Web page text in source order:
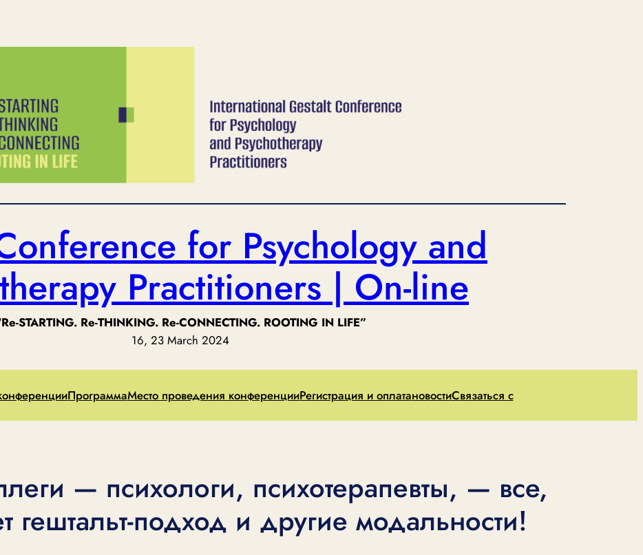
for Psychology and
Practitioners | On-line
STARTING. Re-THINKING. Re-CONNECTING. ROOTING IN LIFE”
16, 23 March 2024
ПрограммаМесто проведения конференцииРегистрация и оплатановостиСвязаться с
— психологи, психотерапевты, — все,
гештальт-подход и другие модальности!